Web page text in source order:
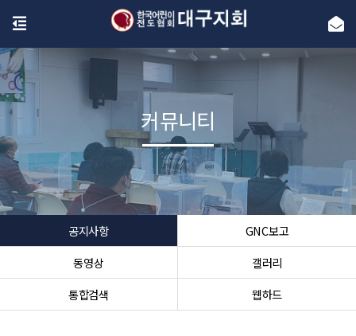
공지사항
GNC보고
동영상
갤러리
통합검색
웹하드
커뮤니티